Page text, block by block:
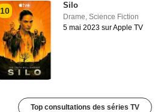
10
Silo
Drame, Science Fiction
5 mai 2023 sur Apple TV
Top consultations des séries TV